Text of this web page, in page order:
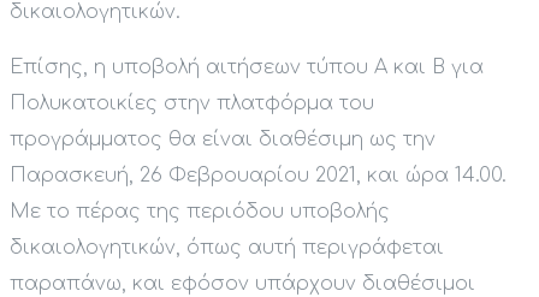
δικαιολογητικών.
Επίσης, η υποβολή αιτήσεων τύπου Α και Β για
Πολυκατοικίες στην πλατφόρμα του
προγράμματος θα είναι διαθέσιμη ως την
Παρασκευή, 26 Φεβρουαρίου 2021, και ώρα 14.00.
Με το πέρας της περιόδου υποβολής
δικαιολογητικών, όπως αυτή περιγράφεται
παραπάνω, και εφόσον υπάρχουν διαθέσιμοι